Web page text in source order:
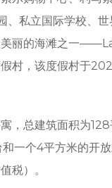
、私立国际学校、
丽的海滩之一
村，该度假村于
，总建筑面积为
一个4平方米的开
税）。